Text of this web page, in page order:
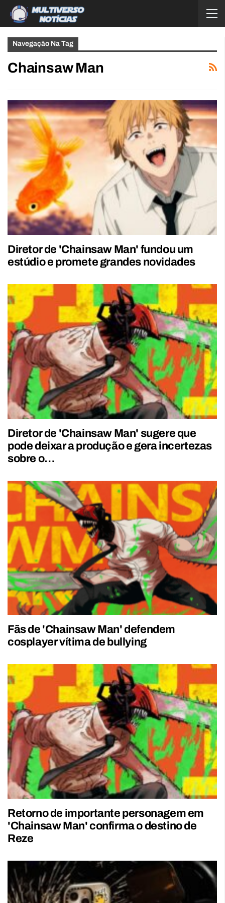
Navegação Na Tag
Chainsaw Man
Diretor de 'Chainsaw Man' fundou um
estúdio e promete grandes novidades
Diretor de 'Chainsaw Man' sugere que
pode deixar a produção e gera incertezas
sobre o…
Fãs de 'Chainsaw Man' defendem
cosplayer vítima de bullying
Retorno de importante personagem em
'Chainsaw Man' confirma o destino de
Reze